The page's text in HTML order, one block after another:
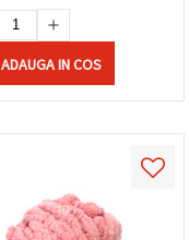
ADAUGA IN COS